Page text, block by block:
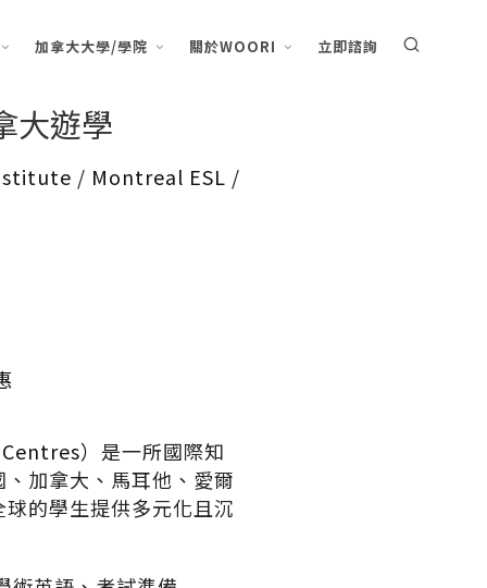
加拿大大學/學院 關於WOORI 立即諮詢
大遊學
/ Montreal ESL /
） 是一所國際知
加拿大、馬耳他、愛爾
的學生提供多元化且沉